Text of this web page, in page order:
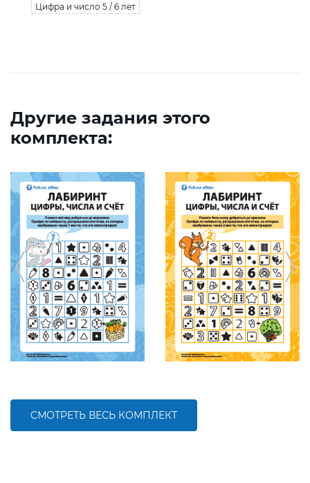
Цифра и число 5 / 6 лет
Другие задания этого
комплекта:
СМОТРЕТЬ ВЕСЬ КОМПЛЕКТ